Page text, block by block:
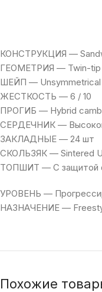
КОНСТРУКЦИЯ —
ГЕОМЕТРИЯ — Twin-tip
ШЕЙП — Unsymmetrical
ЖЕСТКОСТЬ — 6 / 10
ПРОГИБ — Hybrid
СЕРДЕЧНИК —
ЗАКЛАДНЫЕ — 24 шт
СКОЛЬЗЯК — Sintered
ТОПШИТ — С защитой
УРОВЕНЬ —
НАЗНАЧЕНИЕ —
Похожие